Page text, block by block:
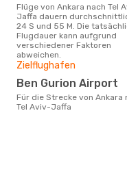
Flüge von Ankara nach Tel Aviv-
Jaffa dauern
24 S und 55 M. Die
Flugdauer kann aufgrund
verschiedener Faktoren
abweichen.
Zielflughafen
Ben Gurion Airport
Für die Strecke von Ankara nach
Tel Aviv-Jaffa